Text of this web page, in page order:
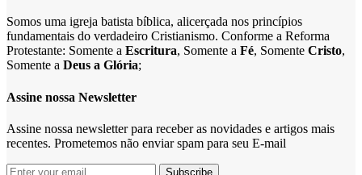
Somos uma igreja batista bíblica, alicerçada nos princípios
fundamentais do verdadeiro Cristianismo. Conforme a Reforma
Protestante: Somente a Escritura, Somente a Fé, Somente Cristo,
Somente a Deus a Glória;
Assine nossa Newsletter
Assine nossa newsletter para receber as novidades e artigos mais
recentes. Prometemos não enviar spam para seu E-mail